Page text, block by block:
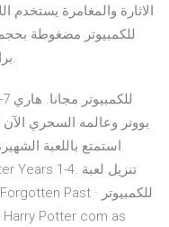
للكمبيوتر مضغوطة
Harry Potter 2 برابط مباشر من ميديا فاير.
بووتر وعالمه السحري